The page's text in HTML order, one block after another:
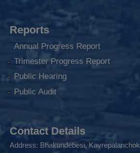
Reports
Annual Progress Report
Trimester Progress Report
Public Hearing
Public Audit
Contact Details
Address: Bhakundebesi, Kavrepalanchok